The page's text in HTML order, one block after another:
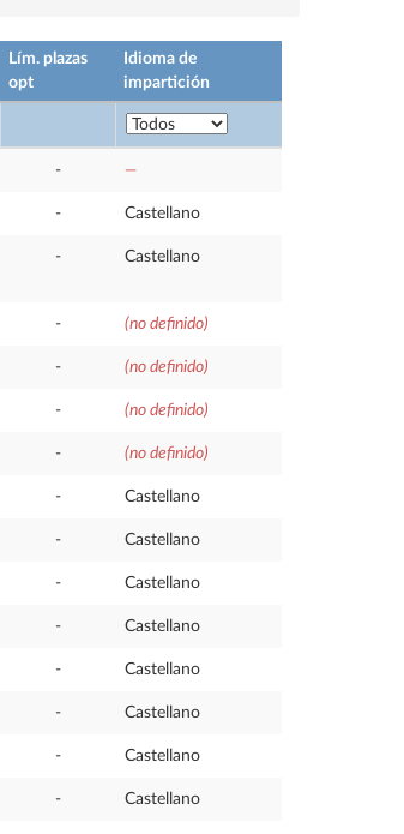
Lím. plazas
opt
Idioma de
impartición
- —
- Castellano
- Castellano
- (no definido)
- (no definido)
- (no definido)
- (no definido)
- Castellano
- Castellano
- Castellano
- Castellano
- Castellano
- Castellano
- Castellano
- Castellano